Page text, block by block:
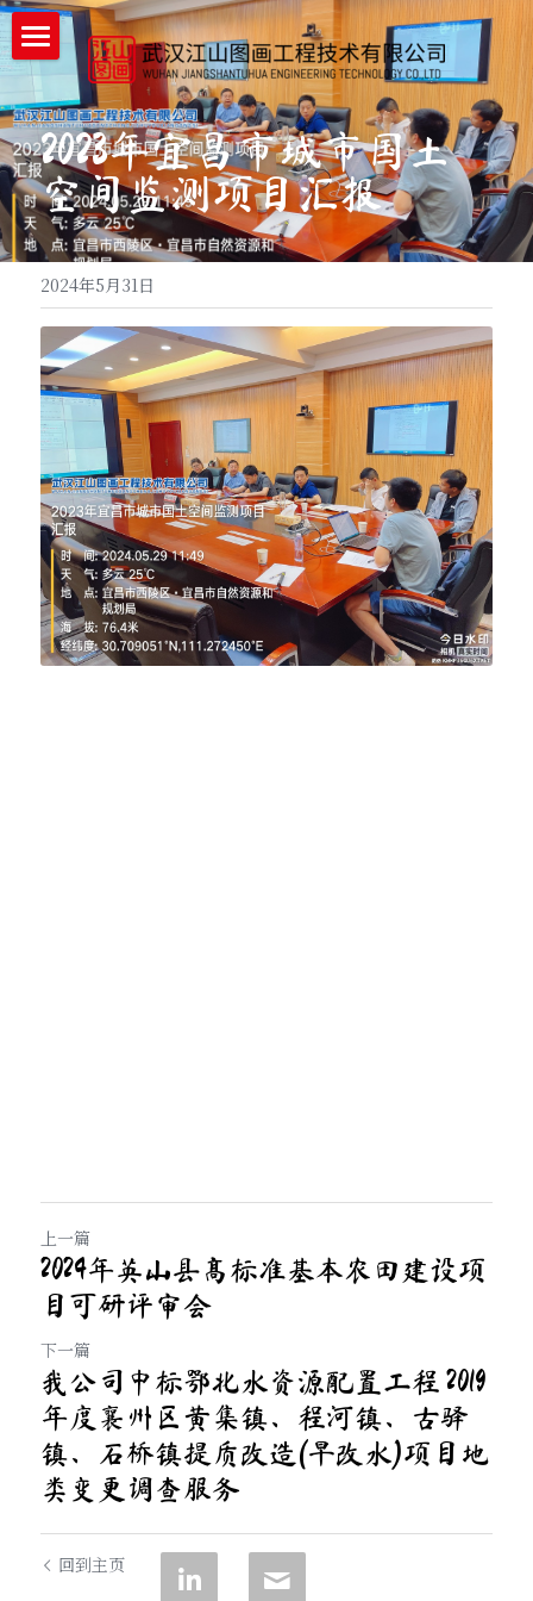
首页
企业详情
企业实力
工程案例
新闻中心
2023年宜昌市城市国土
空间监测项目汇报
2024年5月31日
上一篇
2024年英山县高标准基本农田建设项
目可研评审会
下一篇
我公司中标鄂北水资源配置工程 2019
年度襄州区黄集镇、程河镇、古驿
镇、石桥镇提质改造(旱改水)项目地
类变更调查服务
回到主页